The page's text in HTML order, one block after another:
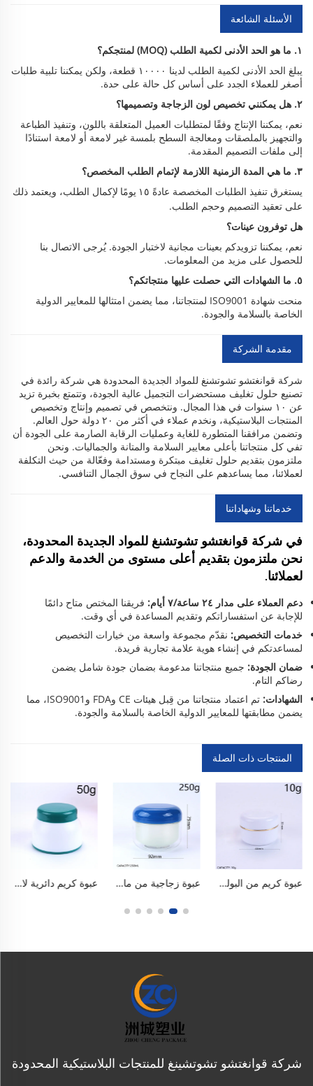
الأسئلة الشائعة
١. ما هو الحد الأدنى لكمية الطلب (MOQ) لمنتجكم؟
يبلغ الحد الأدنى لكمية الطلب لدينا ١٠٠٠٠ قطعة، ولكن يمكننا تلبية طلبات
أصغر للعملاء الجدد على أساس كل حالة على حدة.
٢. هل يمكنني تخصيص لون الزجاجة وتصميمها؟
نعم، يمكننا الإنتاج وفقًا لمتطلبات العميل المتعلقة باللون، وتنفيذ الطباعة
والتجهيز بالملصقات ومعالجة السطح بلمسة غير لامعة أو لامعة استنادًا
إلى ملفات التصميم المقدمة.
٣. ما هي المدة الزمنية اللازمة لإتمام الطلب المخصص؟
يستغرق تنفيذ الطلبات المخصصة عادةً ١٥ يومًا
لإكمال الطلب، ويعتمد ذلك
على تعقيد التصميم وحجم الطلب.
هل توفرون عينات؟
نعم، يمكننا تزويدكم بعينات مجانية لاختبار الجودة. يُرجى الاتصال بنا
للحصول على مزيد من المعلومات.
٥. ما الشهادات التي حصلت عليها منتجاتكم؟
منحت شهادة ISO9001 لمنتجاتنا، مما يضمن امتثالها للمعايير الدولية
الخاصة بالسلامة والجودة.
مقدمة الشركة
شركة قوانغتشو تشوتشنغ للمواد الجديدة المحدودة هي شركة رائدة في
تصنيع حلول تغليف مستحضرات التجميل عالية الجودة، وتتمتع بخبرة تزيد
عن ١٠ سنوات في هذا المجال. ونتخصص في تصميم وإنتاج وتخصيص
المنتجات البلاستيكية، ونخدم عملاء في أكثر من ٢٠ دولة حول العالم.
وتضمن مرافقنا المتطورة للغاية وعمليات الرقابة الصارمة على الجودة أن
تفي كل منتجاتنا بأعلى معايير السلامة والمتانة والجماليات. ونحن
ملتزمون بتقديم حلول تغليف مبتكرة ومستدامة وفعّالة من حيث التكلفة
لعملائنا، مما يساعدهم على النجاح في سوق الجمال التنافسي.
خدماتنا وشهاداتنا
في شركة قوانغتشو تشوتشنغ للمواد الجديدة المحدودة،
نحن ملتزمون بتقديم أعلى مستوى من الخدمة والدعم
لعملائنا.
دعم العملاء على مدار ٢٤ ساعة/٧ أيام:
فريقنا المختص متاح دائمًا
للإجابة عن استفساراتكم وتقديم المساعدة في أي وقت.
خدمات التخصيص: نقدّم مجموعة واسعة من خيارات التخصيص
لمساعدتكم في إنشاء هوية علامة تجارية فريدة.
ضمان الجودة: جميع منتجاتنا مدعومة بضمان جودة شامل يضمن
رضاكم التام.
الشهادات:
تم اعتماد منتجاتنا من قِبل هيئات CE وFDA وISO9001، مما
يضمن مطابقتها للمعايير الدولية الخاصة بالسلامة والجودة.
المنتجات ذات الصلة
عبوة كريم من البولي بروبلين سعة ١٠ مل (٠٫٣ أونصة) ذات طبقتين، عبوة كريم للوجه، عبوة كريم للعين، عبوة كريم للوجه، عبوة توزيع كريم، عبوة قابلة للحمل ومصنوعة من بولي بروبلين آمنة للاستخدام مع الأغذية وخالية من مادة البيسفينول أ (BPA)، ذات تصميم مكوّن من طبقتين، محكمة الإغلاق ومنع التسرب، مناسبة للسفر وكميات العيّنات، حاوية لتوزيع منتجات العناية بالبشرة والتجميل عبوة زجاجية من مادة البولي إيثيلين تيريفثاليت (PET) ذات طبقتين بسعة 250 مل / 8 أونصة، ذات فتحة واسعة، وخالية من مادة البيسفينول أ (BPA)، ومصنوعة من مواد آمنة للاستخدام الغذائي، مزودة بطقم داخلي قابل للاستبدال. محكمة الإغلاق ومنع التسرب تمامًا، ومضادة للأكسدة، ومتينة ومقاومة للكسر، وإعادة الاستخدام سهلة التنظيف. جسم شفاف، غطاء لامع، وألوان متعددة. تُستخدم لمستحضرات كريم الوجه عبوة كريم دائرية لامعة من البولي بروبلين سعة ٥٠ غرام / ١٫٧ أونصة، عبوة تجميلية فارغة مع بطانة إغلاق داخلية، آمنة للاستخدام الغذائي وخالية من مادة البيسفينول أ (BPA)، ذات فتحة واسعة، محكمة الإغلاق ومنع التسرب، متعددة الألوان الزاهية، قابلة لإعادة الاستخدام للكريمات الوجهية، بلسم إزالة المكياج، المقشرات، اللوشن، أقنعة الطين، والاستخدام المنزلي والسفر والصالونات.
شركة قوانغتشو تشوتشينغ للمنتجات البلاستيكية المحدودة